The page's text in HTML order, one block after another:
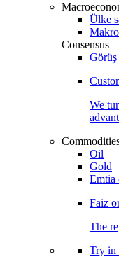
Ülke
Consensus
We
Oil
Gold
Emtia
Faiz
The
Try in